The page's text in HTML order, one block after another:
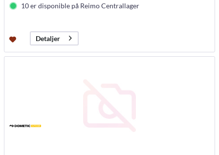
10 er disponible på Reimo Centrallager
Detaljer